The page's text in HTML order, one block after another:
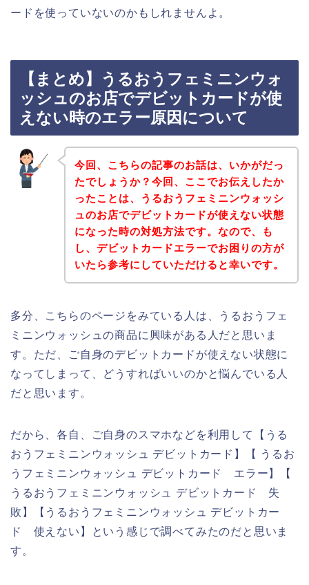
ードを使っていないのかもしれませんよ。
【まとめ】うるおうフェミニンウォ
ッシュのお店でデビットカードが使
えない時のエラー原因について
今回、こちらの記事のお話は、いかがだっ
たでしょうか？今回、ここでお伝えしたか
ったことは、うるおうフェミニンウォッシ
ュのお店でデビットカードが使えない状態
になった時の対処方法です。なので、も
し、デビットカードエラーでお困りの方が
いたら参考にしていただけると幸いです。
多分、こちらのページをみている人は、うるおうフェ
ミニンウォッシュの商品に興味がある人だと思いま
す。ただ、ご自身のデビットカードが使えない状態に
なってしまって、どうすればいいのかと悩んでいる人
だと思います。
だから、各自、ご自身のスマホなどを利用して【うる
おうフェミニンウォッシュ デビットカード】【 うるお
うフェミニンウォッシュ デビットカード エラー】【
うるおうフェミニンウォッシュ デビットカード 失
敗】【うるおうフェミニンウォッシュ デビットカー
ド 使えない】という感じで調べてみたのだと思いま
す。